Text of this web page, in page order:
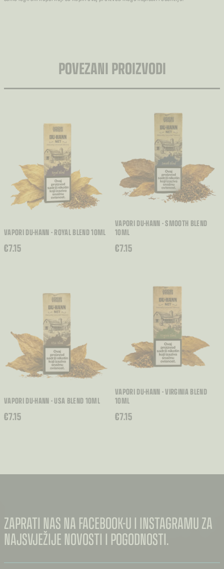
POVEZANI PROIZVODI
VAPORI DU-HANN - ROYAL BLEND 10ML
€7.15
VAPORI DU-HANN - SMOOTH BLEND
10ML
€7.15
VAPORI DU-HANN - USA BLEND 10ML
€7.15
VAPORI DU-HANN - VIRGINIA BLEND
10ML
€7.15
ZAPRATI NAS NA FACEBOOK-U I INSTAGRAMU ZA
NAJSVJEŽIJE NOVOSTI I POGODNOSTI.